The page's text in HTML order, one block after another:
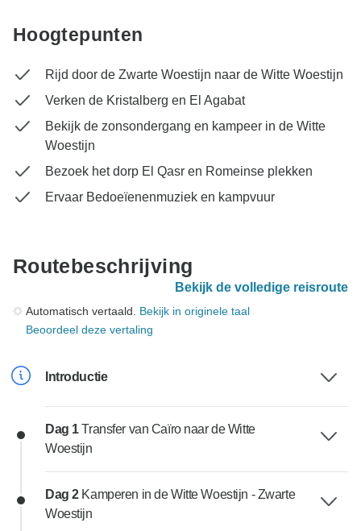
Hoogtepunten
Rijd door de Zwarte Woestijn naar de Witte Woestijn
Verken de Kristalberg en El Agabat
Bekijk de zonsondergang en kampeer in de Witte
Woestijn
Bezoek het dorp El Qasr en Romeinse plekken
Ervaar Bedoeïenenmuziek en kampvuur
Routebeschrijving
Bekijk de volledige reisroute
Automatisch vertaald. Bekijk in originele taal
Beoordeel deze vertaling
Introductie
Dag 1Transfer van Caïro naar de Witte
Woestijn
Dag 2 Kamperen in de Witte Woestijn - Zwarte
Woestijn